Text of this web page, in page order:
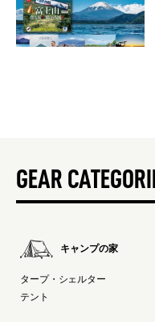
GEAR
キャンプの家
タープ・シェルター
テント